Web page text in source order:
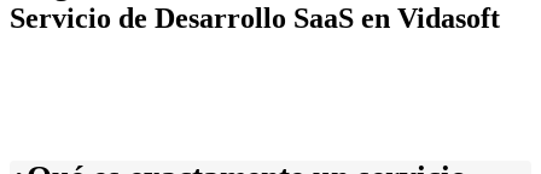
Servicio de Desarrollo SaaS en Vidasoft